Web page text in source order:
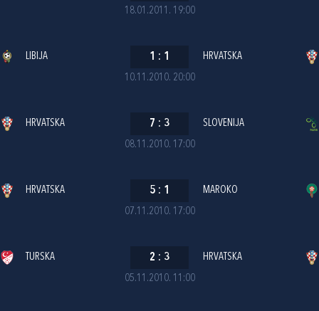
18.01.2011. 19:00
10.11.2010. 20:00
LIBIJA 1 : 1 HRVATSKA
08.11.2010. 17:00
HRVATSKA 7 : 3 SLOVENIJA
07.11.2010. 17:00
HRVATSKA 5 : 1 MAROKO
05.11.2010. 11:00
TURSKA 2 : 3 HRVATSKA